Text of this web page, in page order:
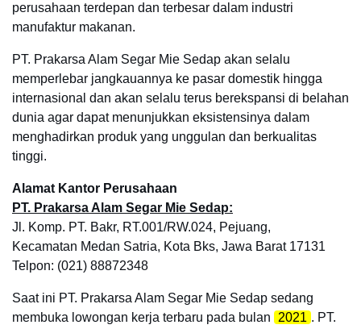
perusahaan terdepan dan terbesar dalam industri
manufaktur makanan.
PT. Prakarsa Alam Segar Mie Sedap akan selalu
memperlebar jangkauannya ke pasar domestik hingga
internasional dan akan selalu terus berekspansi di belahan
dunia agar dapat menunjukkan eksistensinya dalam
menghadirkan produk yang unggulan dan berkualitas
tinggi.
Alamat Kantor Perusahaan
PT. Prakarsa Alam Segar Mie Sedap:
Jl. Komp. PT. Bakr, RT.001/RW.024, Pejuang,
Kecamatan Medan Satria, Kota Bks, Jawa Barat 17131
Telpon: (021) 88872348
Saat ini PT. Prakarsa Alam Segar Mie Sedap sedang
membuka lowongan kerja terbaru pada bulan
2021 . PT.